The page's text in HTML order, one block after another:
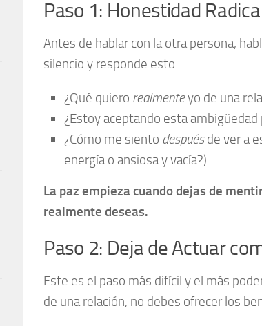
Paso 1: Honestidad
Antes de hablar con la otra persona,
silencio y responde esto:
¿Qué quiero realmenteyo de una
¿Estoy aceptando esta
¿Cómo me siento despuésde ver a
energía o ansiosa y vacía?)
La paz empieza cuando dejas de
realmente deseas.
Paso 2: Deja de Actuar
Este es el paso más difícil y el más
de una relación, no debes ofrecer los